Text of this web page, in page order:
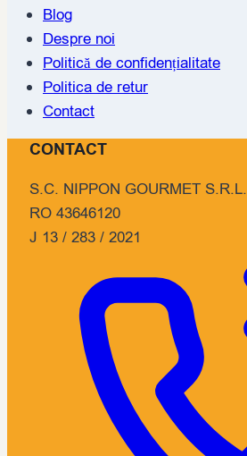
Blog
Despre noi
Politică de confidențialitate
Politica de retur
Contact
CONTACT
S.C. NIPPON GOURMET S.R.L.
RO 43646120
J 13 / 283 / 2021